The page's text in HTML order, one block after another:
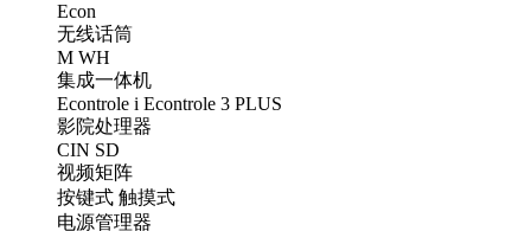
Econ
无线话筒
M WH
集成一体机
Econtrole i Econtrole 3 PLUS
影院处理器
CIN SD
视频矩阵
按键式 触摸式
电源管理器